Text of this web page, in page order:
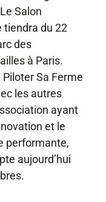
Salon
tiendra du 22
des
à Paris.
Sa Ferme
les autres
ayant
et le
performante,
aujourd’hui